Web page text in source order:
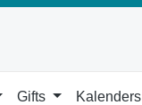
Gifts Kalenders